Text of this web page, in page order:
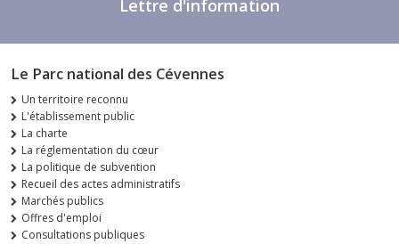
Lettre d'information
Le Parc national des Cévennes
Un territoire reconnu
L'établissement public
La charte
La réglementation du cœur
La politique de subvention
Recueil des actes administratifs
Marchés publics
Offres d'emploi
Consultations publiques